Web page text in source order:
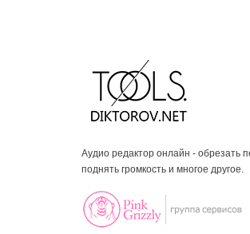
Аудио редактор онлайн - обрезать
поднять громкость и многое другое.